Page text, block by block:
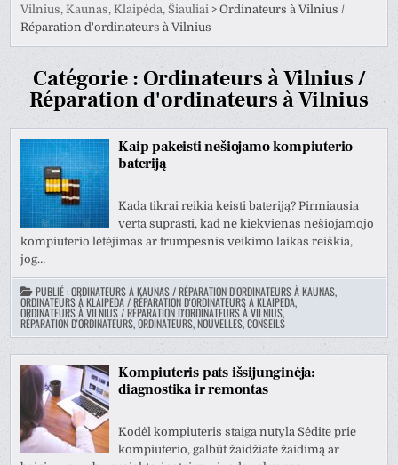
Vilnius, Kaunas, Klaipėda, Šiauliai >Ordinateurs à Vilnius /
Réparation d'ordinateurs à Vilnius
Catégorie : Ordinateurs à Vilnius /
Réparation d'ordinateurs à Vilnius
Kaip pakeisti nešiojamo kompiuterio
bateriją
Kada tikrai reikia keisti bateriją? Pirmiausia
verta suprasti, kad ne kiekvienas nešiojamojo
kompiuterio lėtėjimas ar trumpesnis veikimo laikas reiškia,
jog…
PUBLIÉ :ORDINATEURS À KAUNAS / RÉPARATION D'ORDINATEURS À KAUNAS,
ORDINATEURS À KLAIPEDA / RÉPARATION D'ORDINATEURS À KLAIPEDA,
ORDINATEURS À VILNIUS / RÉPARATION D'ORDINATEURS À VILNIUS,
RÉPARATION D'ORDINATEURS, ORDINATEURS, NOUVELLES, CONSEILS
Kompiuteris pats išsijunginėja:
diagnostika ir remontas
Kodėl kompiuteris staiga nutyla Sėdite prie
kompiuterio, galbūt žaidžiate žaidimą ar